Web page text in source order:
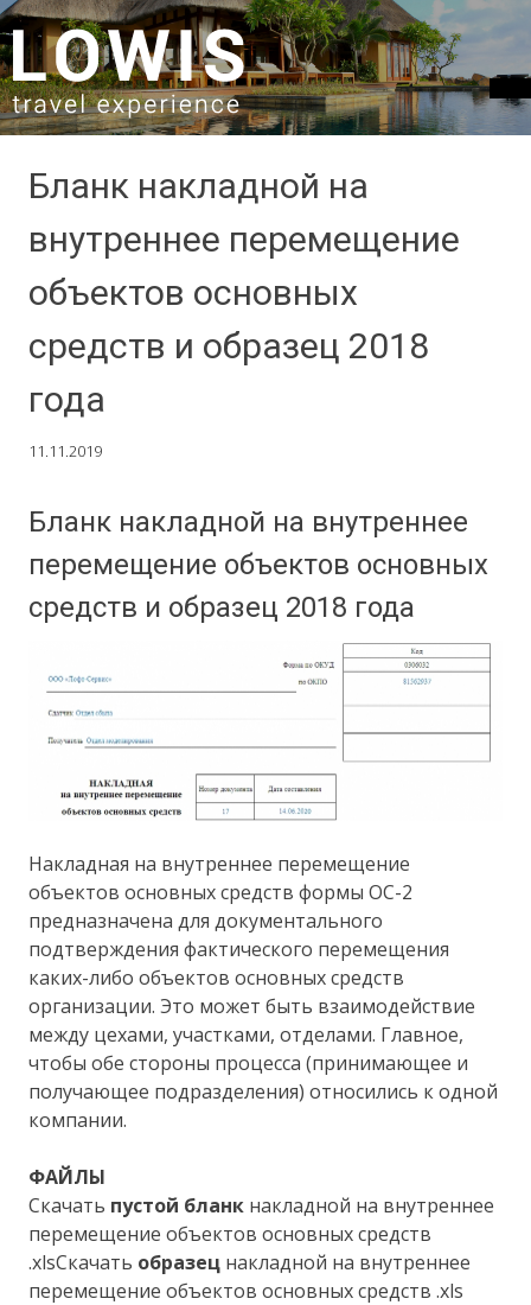
SKIP TO CONTENT
Бланк накладной на
внутреннее перемещение
объектов основных
средств и образец 2018
года
11.11.2019
Бланк накладной на внутреннее
перемещение объектов основных
средств и образец 2018 года
Накладная на внутреннее перемещение
объектов основных средств формы ОС-2
предназначена для документального
подтверждения фактического перемещения
каких-либо объектов основных средств
организации. Это может быть взаимодействие
между цехами, участками, отделами. Главное,
чтобы обе стороны процесса (принимающее и
получающее подразделения) относились к одной
компании.
ФАЙЛЫ
Скачать пустой бланк накладной на внутреннее
перемещение объектов основных средств
.xlsСкачать образец накладной на внутреннее
перемещение объектов основных средств .xls